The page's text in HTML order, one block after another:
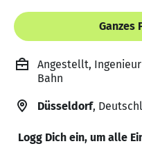
Ganzes
Angestellt,
Bahn
Düsseldorf,
Logg Dich ein, um alle